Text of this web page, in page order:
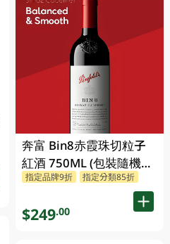
奔富 Bin8赤霞珠切粒子
紅酒 750ML (包裝隨機發
放)
指定品牌9折 指定分類85折
$249.00